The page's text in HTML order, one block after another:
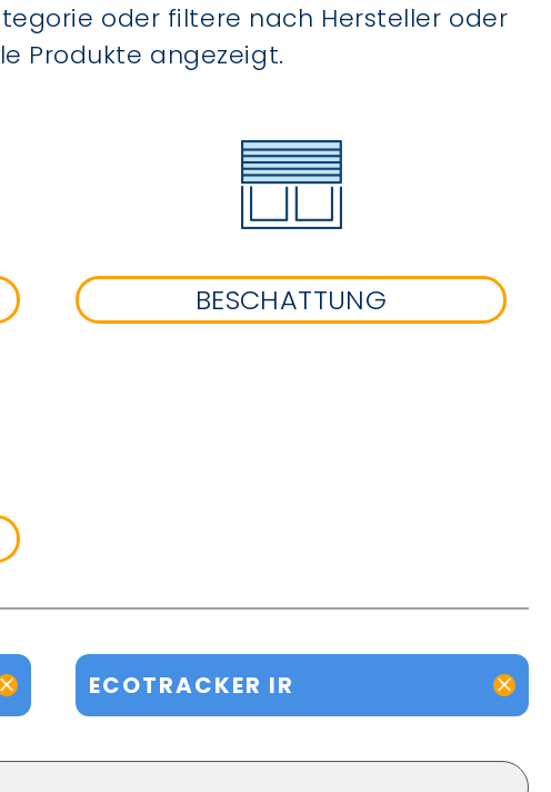
oder filtere nach Hersteller oder
Produkte angezeigt.
BESCHATTUNG
ECOTRACKER IR